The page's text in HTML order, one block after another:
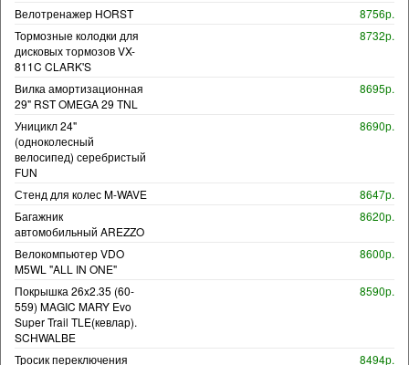
Велотренажер HORST
8756р.
Тормозные колодки для
дисковых тормозов VX-
811C CLARK'S
8732р.
Вилка амортизационная
29" RST OMEGA 29 TNL
8695р.
Уницикл 24"
(одноколесный
велосипед) серебристый
FUN
8690р.
Стенд для колес M-WAVE
8647р.
Багажник
автомобильный AREZZO
8620р.
Велокомпьютер VDO
M5WL "ALL IN ONE"
8600р.
Покрышка 26x2.35 (60-
559) MAGIC MARY Evo
Super Trail TLE(кевлар).
SCHWALBE
8590р.
Тросик переключения 8494р.